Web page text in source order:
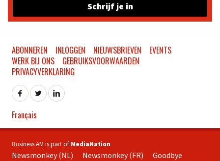
Schrijf je in
ABONNEREN INLOGGEN NIEUWSBRIEVEN
EVENTS
WERK BIJ ONS
GEBRUIKSVOORWAARDEN
PRIVACYVERKLARING
Français
Business AM is part of MediaNation
Newsmonkey (NL) Newsmonkey (FR) Goodbye